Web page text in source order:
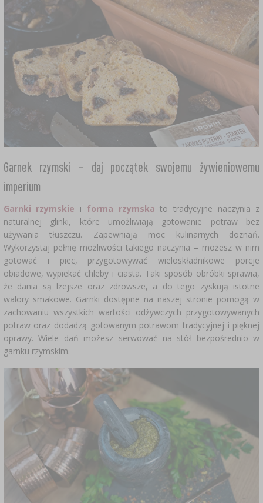
Garnek rzymski – daj początek swojemu żywieniowemu
imperium
Garnki rzymskie i forma rzymska to tradycyjne naczynia z
naturalnej glinki, które umożliwiają gotowanie potraw bez
używania tłuszczu. Zapewniają moc kulinarnych doznań.
Wykorzystaj pełnię możliwości takiego naczynia – możesz w nim
gotować i piec, przygotowywać wieloskładnikowe porcje
obiadowe, wypiekać chleby i ciasta. Taki sposób obróbki sprawia,
że dania są lżejsze oraz zdrowsze, a do tego zyskują istotne
walory smakowe. Garnki dostępne na naszej stronie pomogą w
zachowaniu wszystkich wartości odżywczych przygotowywanych
potraw oraz dodadzą gotowanym potrawom tradycyjnej i pięknej
oprawy. Wiele dań możesz serwować na stół bezpośrednio w
garnku rzymskim.